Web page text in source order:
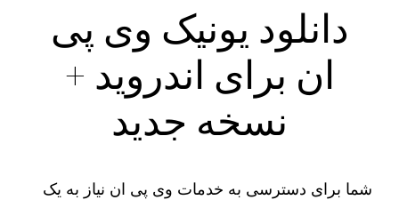
دانلود یونیک وی پی
ان برای اندروید +
نسخه جدید
شما برای دسترسی به خدمات وی پی ان نیاز به یک